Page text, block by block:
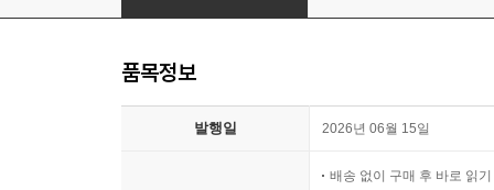
품목정보
발행일 2026년 06월 15일
배송 없이 구매 후 바로 읽기